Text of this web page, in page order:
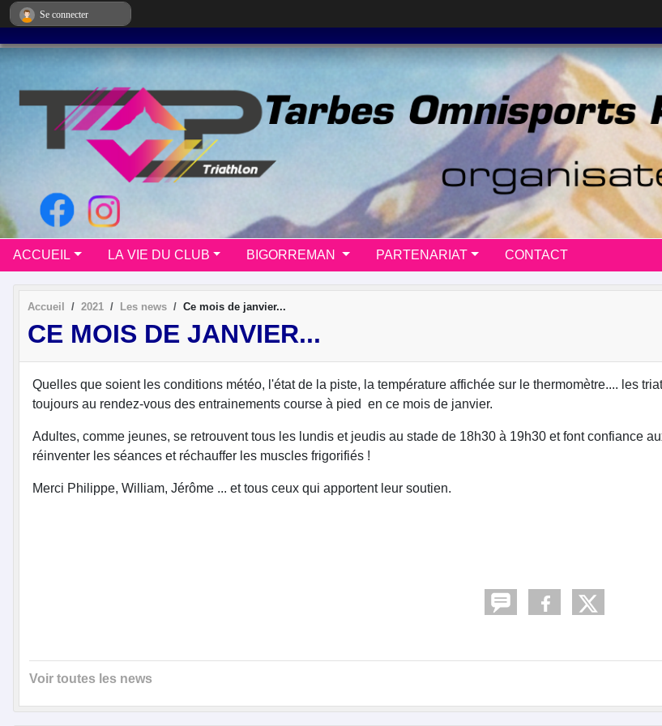
ACCUEIL LA VIE DU CLUB BIGORREMAN PARTENARIAT CONTACT
Accueil 2021 Les news Ce mois de janvier...
CE MOIS DE JANVIER...
Quelles que soient les conditions météo, l'état de la piste, la température affichée sur le thermomètre.... les
toujours au rendez-vous des entrainements course à pied en ce mois de janvier.
Adultes, comme jeunes, se retrouvent tous les lundis et jeudis au stade de 18h30 à 19h30 et font confiance
réinventer les séances et réchauffer les muscles frigorifiés !
Merci Philippe, William, Jérôme ... et tous ceux qui apportent leur soutien.
Voir toutes les news
Se connecter
Panneau de gestion des cookies